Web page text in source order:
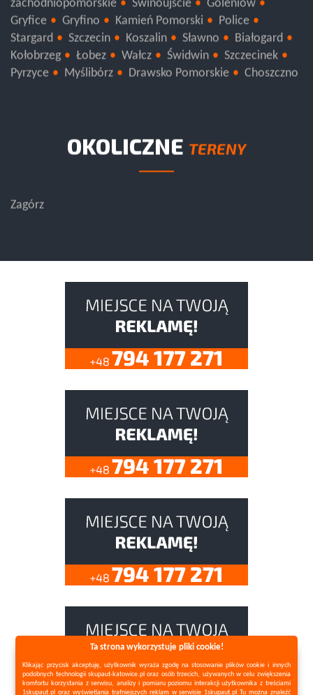
zachodniopomorskie
Świnoujście
Goleniów
Gryfice
Gryfino Kamień Pomorski
Police
Stargard
Szczecin Koszalin Sławno
Białogard
Kołobrzeg
Łobez Wałcz Świdwin
Szczecinek
Pyrzyce
Myślibórz Drawsko Pomorskie Choszczno
OKOLICZNE TERENY
Zagórz
Ta strona wykorzystuje pliki cookie!
Klikając przycisk akceptuję, użytkownik wyraża zgodę na stosowanie plików cookie i innych
podobnych technologii skupaut-katowice.pl oraz osób trzecich, używanych w celu zwiększenia
komfortu korzystania z serwisu, analizy i pomiaru poziomu interakcji użytkownika z treściami
1skupaut.pl oraz wyświetlania trafniejszych reklam w serwisie 1skupaut.pl Tu można znaleźć